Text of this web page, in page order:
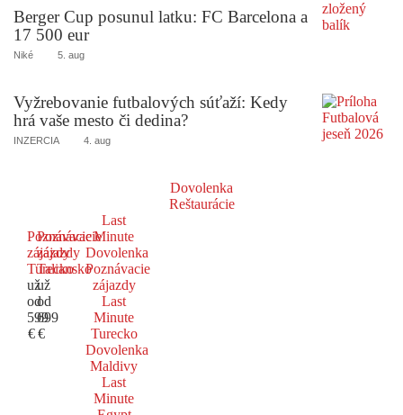
Berger Cup posunul latku: FC Barcelona a
17 500 eur
Niké 5. aug
Vyžrebovanie futbalových súťaží: Kedy
hrá vaše mesto či dedina?
INZERCIA 4. aug
Dovolenka
Reštaurácie
Poznávacie
zájazdy
Turecko
už
od
599
€
Poznávacie
zájazdy
Taliansko
už
od
699
€
Last
Minute
Dovolenka
Poznávacie
zájazdy
Last
Minute
Turecko
Dovolenka
Maldivy
Last
Minute